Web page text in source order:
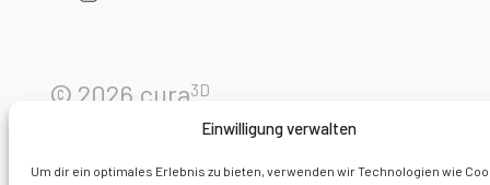
Einwilligung verwalten
Um dir ein optimales Erlebnis zu bieten, verwenden wir Technologien wie
© 2026 cura3D